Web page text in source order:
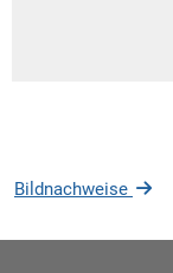
Bildnachweise